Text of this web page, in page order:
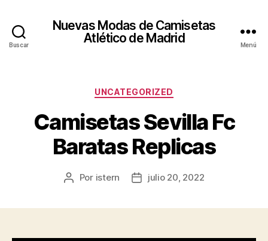
Buscar
Nuevas Modas de Camisetas
Atlético de Madrid
Menú
Categorías
UNCATEGORIZED
Camisetas Sevilla Fc
Baratas Replicas
Autor
Por istern
Fechajulio 20, 2022